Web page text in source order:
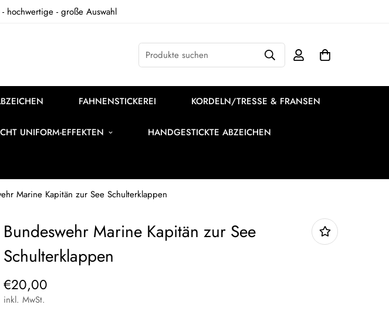
hochwertige - große Auswahl
Produkte suchen
FAHNENSTICKEREI KORDELN/TRESSE & FRANSEN
UNIFORM-EFFEKTEN HANDGESTICKTE ABZEICHEN
Marine Kapitän zur See Schulterklappen
Bundeswehr Marine Kapitän zur See
Schulterklappen
Regulärer
Preis
€20,00
inkl. MwSt.